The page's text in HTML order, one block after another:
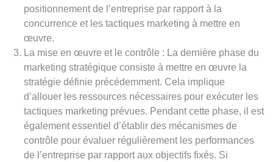
positionnement de l’entreprise par rapport à la
concurrence et les tactiques marketing à mettre en
œuvre.
La mise en œuvre et le contrôle : La dernière phase du
marketing stratégique consiste à mettre en œuvre la
stratégie définie précédemment. Cela implique
d’allouer les ressources nécessaires pour exécuter les
tactiques marketing prévues. Pendant cette phase, il est
également essentiel d’établir des mécanismes de
contrôle pour évaluer régulièrement les performances
de l’entreprise par rapport aux objectifs fixés. Si